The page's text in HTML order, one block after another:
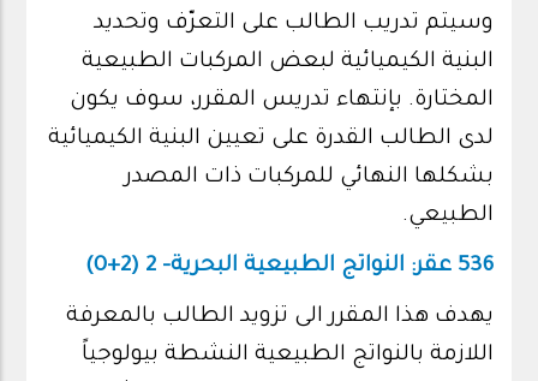
وسيتم تدريب الطالب على التعرّف وتحديد
البنية الكيميائية لبعض المركبات الطبيعية
المختارة. بإنتهاء تدريس المقرر، سوف يكون
لدى الطالب القدرة على تعيين البنية الكيميائية
بشكلها النهائي للمركبات ذات المصدر
الطبيعي.
536 عقر: النواتج الطبيعية البحرية- 2 (2+0)
يهدف هذا المقرر الى تزويد الطالب بالمعرفة
اللازمة بالنواتج الطبيعية النشطة بيولوجياً